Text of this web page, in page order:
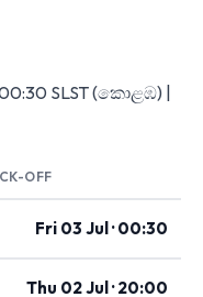
SLST (කොළඹ) |
OFF
Fri 03 Jul · 00:30
Thu 02 Jul · 20:00